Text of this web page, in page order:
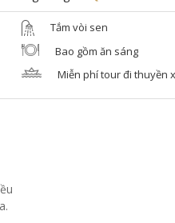
Tắm vòi sen
Bao gồm ăn sáng
Miễn phí tour đi thuyền